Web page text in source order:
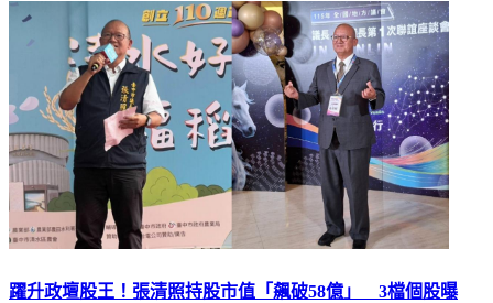
躍升政壇股王！張清照持股市值「飆破58億」 3檔個股曝